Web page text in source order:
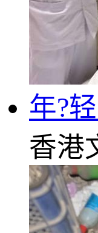
年?
香港